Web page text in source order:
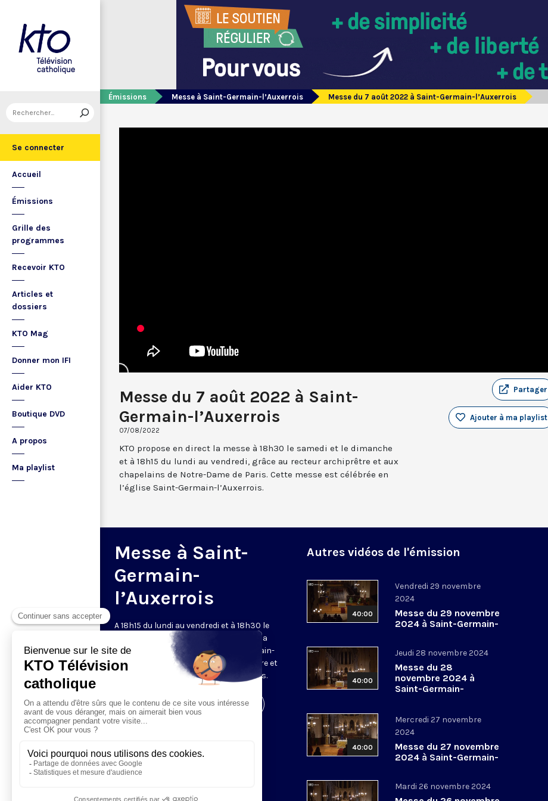
Se connecter
Accueil
Émissions
Grille des
programmes
Recevoir KTO
Articles et
dossiers
KTO Mag
Donner mon IFI
Aider KTO
Boutique DVD
A propos
Ma playlist
Émissions Messe à Saint-Germain-l’Auxerrois Messe du 7 août 2022 à Saint-Germain-l’Auxerrois
Messe du 7 août 2022 à Saint-
Germain-l’Auxerrois
07/08/2022
Partager
Ajouter à ma playlist
KTO propose en direct la messe à 18h30 le samedi et le dimanche
et à 18h15 du lundi au vendredi, grâce au recteur archiprêtre et aux
chapelains de Notre-Dame de Paris. Cette messe est célébrée en
l’église Saint-Germain-l’Auxerrois.
Messe à Saint-
Germain-
l’Auxerrois
A 18h15 du lundi au vendredi et à 18h30 le
samedi et dimanche, KTO retransmet la
messe en direct de l'église Saint-Germain-
l'Auxerrois, grâce au recteur archiprêtre et
aux chapelains de Notre-Dame de Paris.
Visiter la page de l'émission
Autres vidéos de l'émission
40:00
Vendredi 29 novembre
2024
Messe du 29 novembre
2024 à Saint-Germain-
40:00
Jeudi 28 novembre 2024
Messe du 28
novembre 2024 à
Saint-Germain-
40:00
Mercredi 27 novembre
2024
Messe du 27 novembre
2024 à Saint-Germain-
Mardi 26 novembre 2024